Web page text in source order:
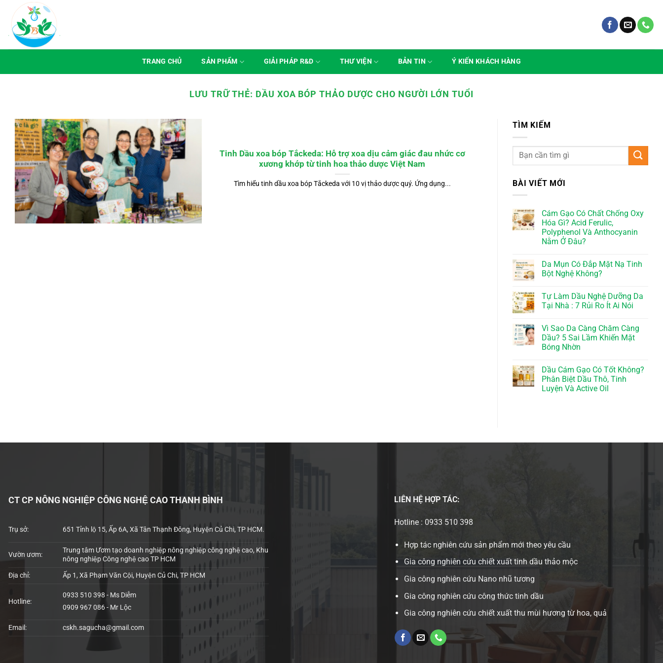
Chuyển
đến
dung
TRANG CHỦ SẢN PHẨM GIẢI PHÁP R&D THƯ VIỆN BẢN TIN Ý KIẾN KHÁCH HÀNG
LƯU TRỮ THẺ: DẦU XOA BÓP THẢO DƯỢC CHO NGƯỜI LỚN TUỔI
Tinh Dầu xoa bóp Tắckeda: Hỗ trợ xoa dịu cảm giác đau nhức cơ
xương khớp từ tinh hoa thảo dược Việt Nam
Tìm hiểu tinh dầu xoa bóp Tắckeda với 10 vị thảo dược quý. Ứng dụng...
TÌM KIẾM
BÀI VIẾT MỚI
Cám Gạo Có Chất Chống Oxy
Hóa Gì? Acid Ferulic,
Polyphenol Và Anthocyanin
Nằm Ở Đâu?
Da Mụn Có Đắp Mặt Nạ Tinh
Bột Nghệ Không?
Tự Làm Dầu Nghệ Dưỡng Da
Tại Nhà : 7 Rủi Ro Ít Ai Nói
Vì Sao Da Càng Chăm Càng
Dầu? 5 Sai Lầm Khiến Mặt
Bóng Nhờn
Dầu Cám Gạo Có Tốt Không?
Phân Biệt Dầu Thô, Tinh
Luyện Và Active Oil
CT CP NÔNG NGHIỆP CÔNG NGHỆ CAO THANH BÌNH
Trụ sở: 651 Tỉnh lộ 15, Ấp 6A, Xã Tân Thạnh Đông, Huyện Củ Chi, TP HCM.
Vườn ươm:
Trung tâm Ươm tạo doanh nghiệp nông nghiệp công nghệ cao, Khu
nông nghiệp Công nghệ cao TP HCM
Địa chỉ: Ấp 1, Xã Phạm Văn Cội, Huyện Củ Chi, TP HCM
Hotline:
0933 510 398 - Ms Diễm
0909 967 086 - Mr Lộc
Email: cskh.sagucha@gmail.com
LIÊN HỆ HỢP TÁC:
Hotline : 0933 510 398
Hợp tác nghiên cứu sản phẩm mới theo yêu cầu
Gia công nghiên cứu chiết xuất tinh dầu thảo mộc
Gia công nghiên cứu Nano nhũ tương
Gia công nghiên cứu công thức tinh dầu
Gia công nghiên cứu chiết xuất thu mùi hương từ hoa, quả